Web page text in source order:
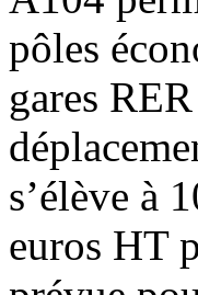
pôles
gares
s’élève à
euros HT